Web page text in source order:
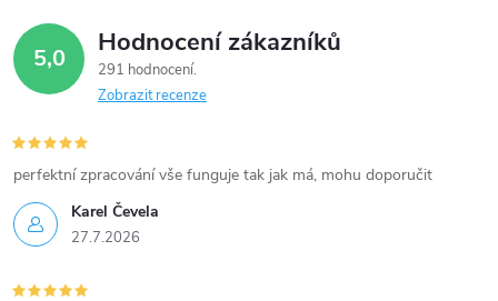
v
ý
p
i
s
u
5,0 Hodnocení zákazníků
291 hodnocení
Zobrazit recenze
Karel Čevela
27.7.2026
perfektní zpracování vše funguje tak jak má, mohu doporučit